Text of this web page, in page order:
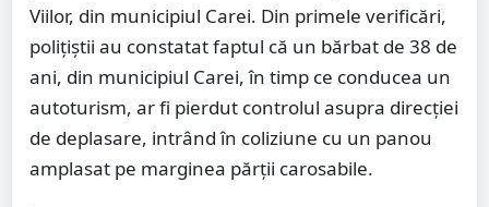
Viilor, din municipiul Carei. Din primele verificări,
polițiștii au constatat faptul că un bărbat de 38 de
ani, din municipiul Carei, în timp ce conducea un
autoturism, ar fi pierdut controlul asupra direcției
de deplasare, intrând în coliziune cu un panou
amplasat pe marginea părții carosabile.